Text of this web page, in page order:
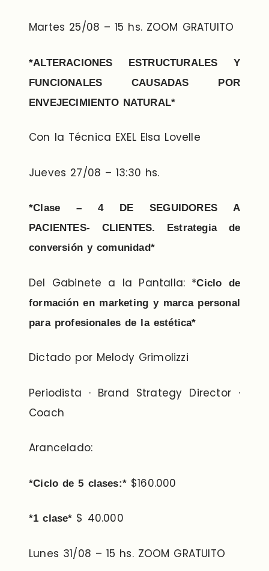
Martes 25/08 – 15 hs. ZOOM GRATUITO
*ALTERACIONES ESTRUCTURALES Y
FUNCIONALES CAUSADAS POR
ENVEJECIMIENTO NATURAL*
Con la Técnica EXEL Elsa Lovelle
Jueves 27/08 – 13:30 hs.
*Clase – 4 DE SEGUIDORES A
PACIENTES- CLIENTES. Estrategia de
conversión y comunidad*
Del Gabinete a la Pantalla: *Ciclo de
formación en marketing y marca personal
para profesionales de la estética*
Dictado por Melody Grimolizzi
Periodista · Brand Strategy Director ·
Coach
Arancelado:
*Ciclo de 5 clases:* $160.000
*1 clase* $ 40.000
Lunes 31/08 – 15 hs. ZOOM GRATUITO